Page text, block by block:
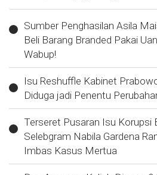
Sumber Penghasilan Asila
Beli Barang Branded Pakai
Wabup!
Isu Reshuffle Kabinet
Diduga jadi Penentu
Terseret Pusaran Isu Korupsi
Selebgram Nabila Gardena
Imbas Kasus Mertua